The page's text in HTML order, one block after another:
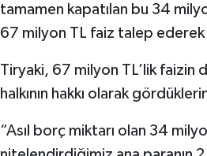
tamamen kapatılan bu 34
67 milyon TL faiz talep ederek
Tiryaki, 67 milyon TL’lik faizin
halkının hakkı olarak
“Asıl borç miktarı olan 34